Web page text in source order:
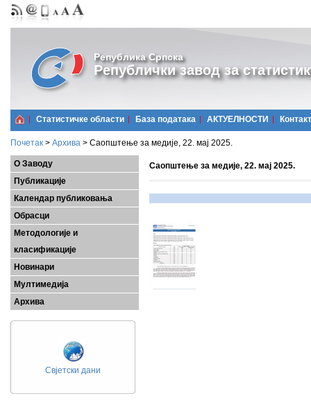
Република Српска
Републички завод за
Статистичке области Базa података АКТУЕЛНОСТИ Контакт
Почетак > Архива > Саопштење за медије, 22. мај 2025.
О Заводу
Публикације
Календар публиковања
Обрасци
Методологије и
класификације
Новинари
Мултимедија
Архива
Свјетски дани
Саопштење за медије, 22. мај 2025.